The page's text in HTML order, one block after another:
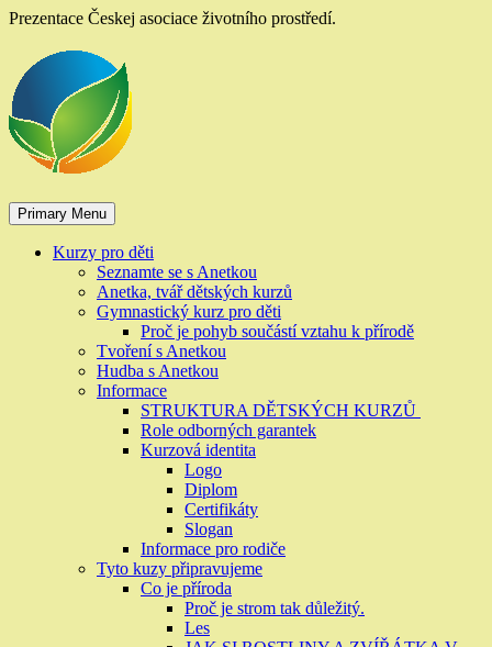
Skip
content
Prezentace Českej asociace životního prostředí.
Primary Menu
Kurzy pro děti
Seznamte se s Anetkou
Anetka, tvář dětských kurzů
Gymnastický kurz pro děti
Proč je pohyb součástí vztahu k přírodě
Tvoření s Anetkou
Hudba s Anetkou
Informace
STRUKTURA DĚTSKÝCH KURZŮ
Role odborných garantek
Kurzová identita
Logo
Diplom
Certifikáty
Slogan
Informace pro rodiče
Tyto kuzy připravujeme
Co je příroda
Proč je strom tak důležitý.
Les